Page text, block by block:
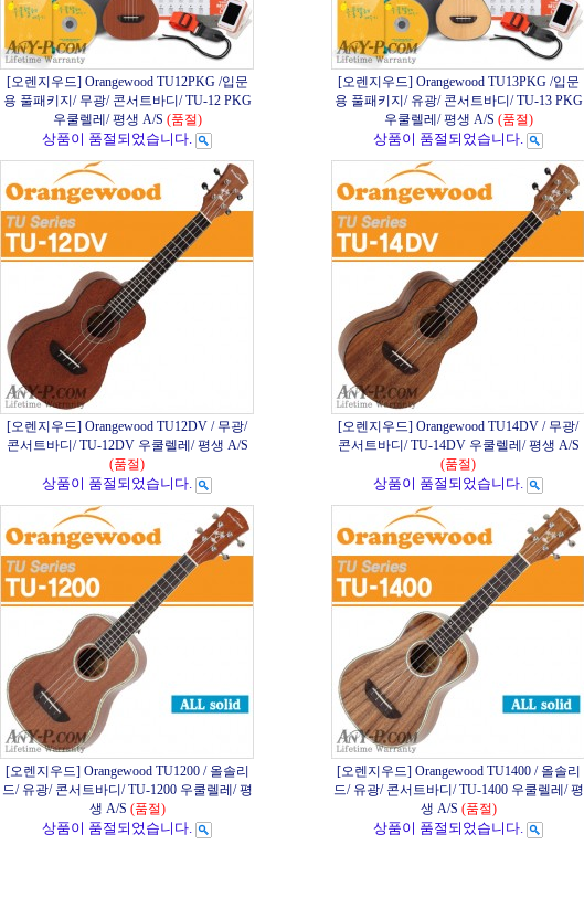
[오렌지우드] Orangewood TU12PKG /입문
용 풀패키지/ 무광/ 콘서트바디/ TU-12 PKG
우쿨렐레/ 평생 A/S (품절)
상품이 품절되었습니다.
[오렌지우드] Orangewood TU13PKG /입문
용 풀패키지/ 유광/ 콘서트바디/ TU-13 PKG
우쿨렐레/ 평생 A/S (품절)
상품이 품절되었습니다.
[오렌지우드] Orangewood TU12DV / 무광/
콘서트바디/ TU-12DV 우쿨렐레/ 평생 A/S
(품절)
상품이 품절되었습니다.
[오렌지우드] Orangewood TU14DV / 무광/
콘서트바디/ TU-14DV 우쿨렐레/ 평생 A/S
(품절)
상품이 품절되었습니다.
[오렌지우드] Orangewood TU1200 / 올솔리
드/ 유광/ 콘서트바디/ TU-1200 우쿨렐레/ 평
생 A/S (품절)
상품이 품절되었습니다.
[오렌지우드] Orangewood TU1400 / 올솔리
드/ 유광/ 콘서트바디/ TU-1400 우쿨렐레/ 평
생 A/S (품절)
상품이 품절되었습니다.